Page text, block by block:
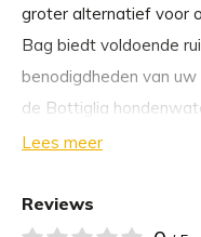
groter alternatief voor
Bag biedt voldoende
benodigdheden van
de Bottiglia
hondenwaterbak, de
De Urbano City Bag
Lees meer
Reviews